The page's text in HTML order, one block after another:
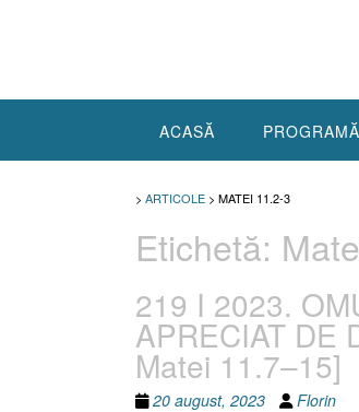
ACASĂ
> ARTICOLE > MATEI 11.2-3
Etichetă:
219 I 2023.
APRECIAT DE
Matei 11.7–15]
20 august, 2023 Florin